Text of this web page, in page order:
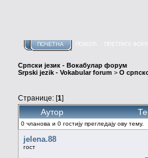
ПОЧЕТНА
Српски језик - Вокабулар форум
Srpski jezik - Vokabular forum > О
Странице: [1]
Аутор
0 чланова и 0 гостију прегледају ову тему.
jelena.88
гост